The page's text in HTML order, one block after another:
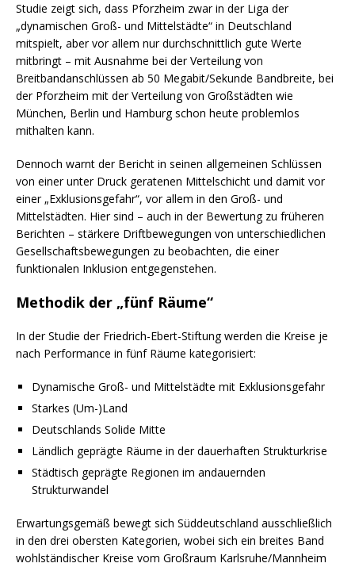
Studie zeigt sich, dass Pforzheim zwar in der Liga der
„dynamischen Groß- und Mittelstädte“ in Deutschland
mitspielt, aber vor allem nur durchschnittlich gute Werte
mitbringt – mit Ausnahme bei der Verteilung von
Breitbandanschlüssen ab 50 Megabit/Sekunde Bandbreite, bei
der Pforzheim mit der Verteilung von Großstädten wie
München, Berlin und Hamburg schon heute problemlos
mithalten kann.
Dennoch warnt der Bericht in seinen allgemeinen Schlüssen
von einer unter Druck geratenen Mittelschicht und damit vor
einer „Exklusionsgefahr“, vor allem in den Groß- und
Mittelstädten. Hier sind – auch in der Bewertung zu früheren
Berichten – stärkere Driftbewegungen von unterschiedlichen
Gesellschaftsbewegungen zu beobachten, die einer
funktionalen Inklusion entgegenstehen.
Methodik der „fünf Räume“
In der Studie der Friedrich-Ebert-Stiftung werden die Kreise je
nach Performance in fünf Räume kategorisiert:
Dynamische Groß- und Mittelstädte mit Exklusionsgefahr
Starkes (Um-)Land
Deutschlands Solide Mitte
Ländlich geprägte Räume in der dauerhaften Strukturkrise
Städtisch geprägte Regionen im andauernden
Strukturwandel
Erwartungsgemäß bewegt sich Süddeutschland ausschließlich
in den drei obersten Kategorien, wobei sich ein breites Band
wohlständischer Kreise vom Großraum Karlsruhe/Mannheim